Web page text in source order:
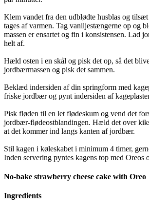
Klem vandet fra den udblødte husblas og
tages af varmen. Tag vaniljestængerne op og
massen er ensartet og fin i konsistensen. Lad
helt af.
Hæld osten i en skål og pisk det op, så det
jordbærmassen og pisk det sammen.
Beklæd indersiden af din springform med
friske jordbær og pynt indersiden af
Pisk fløden til en let flødeskum og vend det
jordbær-flødeostblandingen. Hæld det over
at det kommer ind langs kanten af jordbær.
Stil kagen i køleskabet i minimum 4 timer,
Inden servering pyntes kagens top med Oreos
No-bake strawberry cheese cake with Oreo
Ingredients